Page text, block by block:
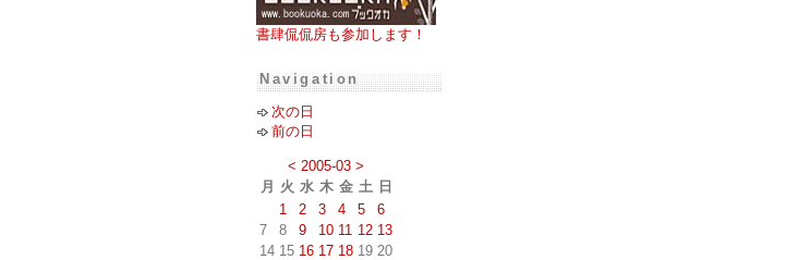
書肆侃侃房も参加します！
Navigation
次の日
前の日
< 2005-03 >
月
火 水 木 金 土 日
1
2 3 4 5
6
7
8 9 10 11 12 13
14 15 16 17 18 19 20